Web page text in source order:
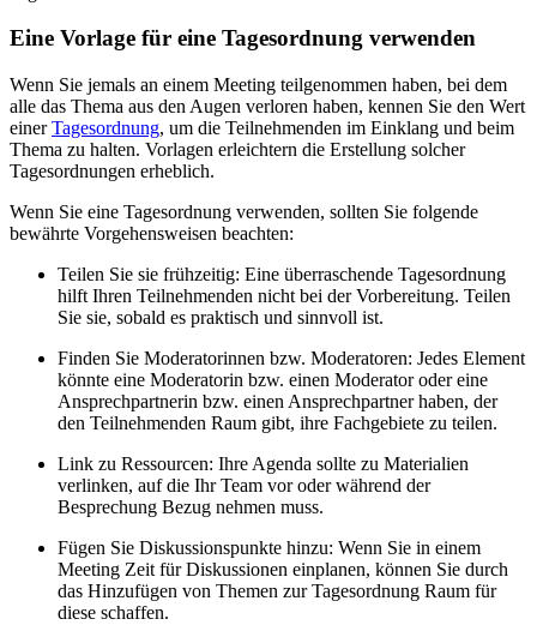
Eine Vorlage für eine Tagesordnung verwenden
Wenn Sie jemals an einem Meeting teilgenommen haben, bei dem
alle das Thema aus den Augen verloren haben, kennen Sie den Wert
einerTagesordnung, um die Teilnehmenden im Einklang und beim
Thema zu halten. Vorlagen erleichtern die Erstellung solcher
Tagesordnungen erheblich.
Wenn Sie eine Tagesordnung verwenden, sollten Sie folgende
bewährte Vorgehensweisen beachten:
Teilen Sie sie frühzeitig: Eine überraschende Tagesordnung
hilft Ihren Teilnehmenden nicht bei der Vorbereitung. Teilen
Sie sie, sobald es praktisch und sinnvoll ist.
Finden Sie Moderatorinnen bzw. Moderatoren: Jedes Element
könnte eine Moderatorin bzw. einen Moderator oder eine
Ansprechpartnerin bzw. einen Ansprechpartner haben, der
den Teilnehmenden Raum gibt, ihre Fachgebiete zu teilen.
Link zu Ressourcen: Ihre Agenda sollte zu Materialien
verlinken, auf die Ihr Team vor oder während der
Besprechung Bezug nehmen muss.
Fügen Sie Diskussionspunkte hinzu: Wenn Sie in einem
Meeting Zeit für Diskussionen einplanen, können Sie durch
das Hinzufügen von Themen zur Tagesordnung Raum für
diese schaffen.